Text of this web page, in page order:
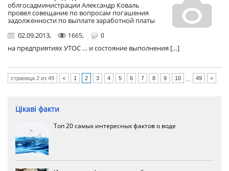
02.09.2013, 1665, 0
облгосадминистрации Александр Коваль
провел совещание по вопросам погашения
задолженности по выплате заработной платы
на предприятиях УТОС … и состояние выполнения […]
страница 2 из 49 < 1 2 3 4 5 6 7 8 9 10 49 >
Цікаві факти
Топ 20 самых интересных фактов о воде